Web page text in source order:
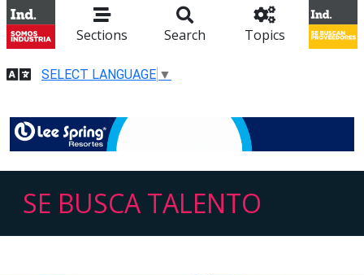
Sections Search Topics
SELECT LANGUAGE ▼
SE BUSCA TALENTO